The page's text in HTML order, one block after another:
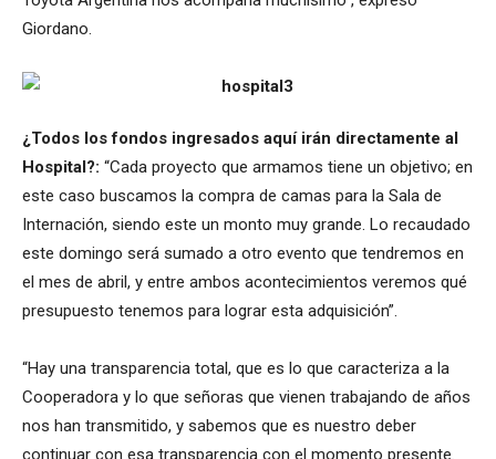
Giordano.
¿Todos los fondos ingresados aquí irán directamente al
Hospital?: “Cada proyecto que armamos tiene un objetivo; en
este caso buscamos la compra de camas para la Sala de
Internación, siendo este un monto muy grande. Lo recaudado
este domingo será sumado a otro evento que tendremos en
el mes de abril, y entre ambos acontecimientos veremos qué
presupuesto tenemos para lograr esta adquisición”.
“Hay una transparencia total, que es lo que caracteriza a la
Cooperadora y lo que señoras que vienen trabajando de años
nos han transmitido, y sabemos que es nuestro deber
continuar con esa transparencia con el momento presente.